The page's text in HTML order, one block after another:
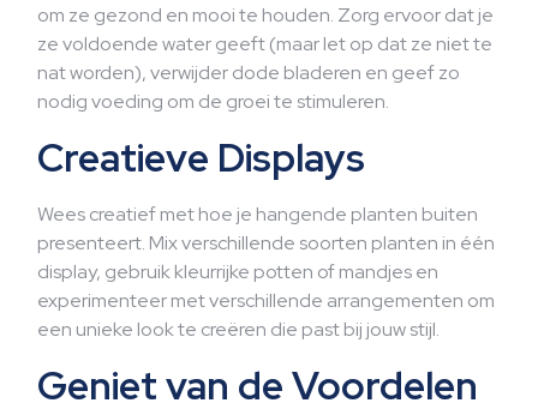
om ze gezond en mooi te houden. Zorg ervoor dat je
ze voldoende water geeft (maar let op dat ze niet te
nat worden), verwijder dode bladeren en geef zo
nodig voeding om de groei te stimuleren.
Creatieve Displays
Wees creatief met hoe je hangende planten buiten
presenteert. Mix verschillende soorten planten in één
display, gebruik kleurrijke potten of mandjes en
experimenteer met verschillende arrangementen om
een unieke look te creëren die past bij jouw stijl.
Geniet van de Voordelen